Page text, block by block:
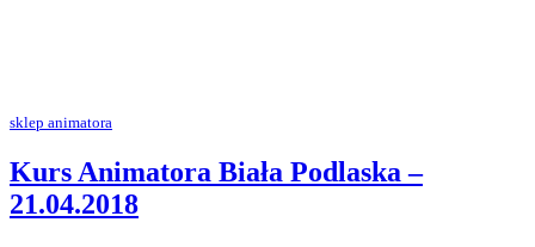
sklep animatora
Kurs Animatora Biała Podlaska –
21.04.2018